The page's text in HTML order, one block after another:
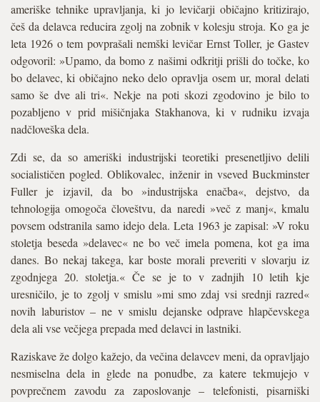
ameriške tehnike upravljanja, ki jo levičarji običajno kritizirajo,
češ da delavca reducira zgolj na zobnik v kolesju stroja. Ko ga je
leta 1926 o tem povprašali nemški levičar Ernst Toller, je Gastev
odgovoril: »Upamo, da bomo z našimi odkritji prišli do točke, ko
bo delavec, ki običajno neko delo opravlja osem ur, moral delati
samo še dve ali tri«. Nekje na poti skozi zgodovino je bilo to
pozabljeno v prid mišičnjaka Stakhanova, ki v rudniku izvaja
nadčloveška dela.
Zdi se, da so ameriški industrijski teoretiki presenetljivo delili
socialističen pogled. Oblikovalec, inženir in vseved Buckminster
Fuller je izjavil, da bo »industrijska enačba«, dejstvo, da
tehnologija omogoča človeštvu, da naredi »več z manj«, kmalu
povsem odstranila samo idejo dela. Leta 1963 je zapisal: »V roku
stoletja beseda »delavec« ne bo več imela pomena, kot ga ima
danes. Bo nekaj takega, kar boste morali preveriti v slovarju iz
zgodnjega 20. stoletja.« Če se je to v zadnjih 10 letih kje
uresničilo, je to zgolj v smislu »mi smo zdaj vsi srednji razred«
novih laburistov – ne v smislu dejanske odprave hlapčevskega
dela ali vse večjega prepada med delavci in lastniki.
Raziskave že dolgo kažejo, da večina delavcev meni, da opravljajo
nesmiselna dela in glede na ponudbe, za katere tekmujejo v
povprečnem zavodu za zaposlovanje – telefonisti, pisarniški